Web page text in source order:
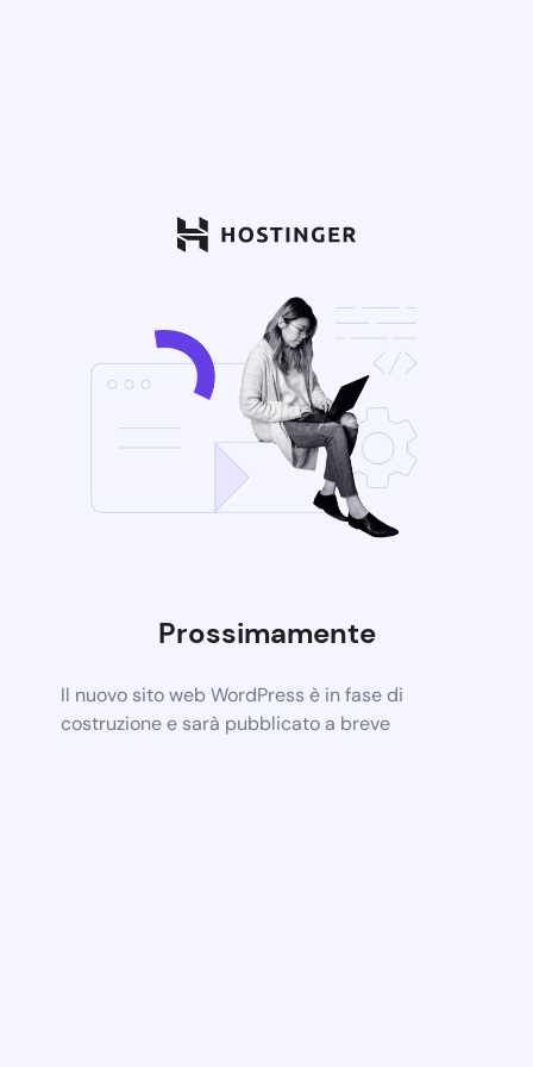
Prossimamente
Il nuovo sito web WordPress è in fase di
costruzione e sarà pubblicato a breve